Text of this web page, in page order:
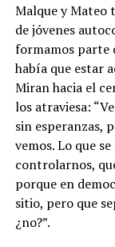
Malque y Mateo
de jóvenes
formamos parte
había que estar
Miran hacia el
los atraviesa:
sin esperanzas,
vemos. Lo que
controlarnos,
porque en
sitio, pero que
¿no?”.